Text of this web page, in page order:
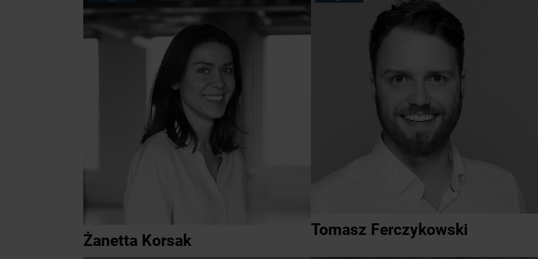
Żanetta Korsak
Tomasz Ferczykowski